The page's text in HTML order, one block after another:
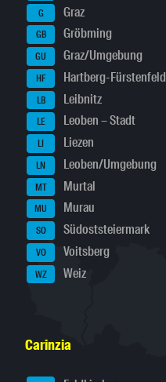
G Graz
GB Gröbming
GU Graz/Umgebung
HF Hartberg-Fürstenfeld
LB Leibnitz
LE Leoben – Stadt
LI Liezen
LN Leoben/Umgebung
MT Murtal
MU Murau
SO Südoststeiermark
VO Voitsberg
WZ Weiz
Carinzia